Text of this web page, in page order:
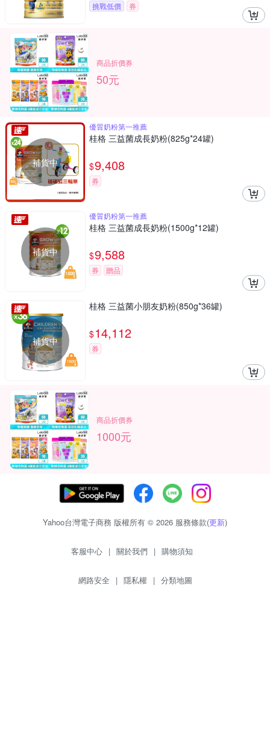
挑戰低價 券
商品折價券
50元
補貨中
優質奶粉第一推薦
桂格 三益菌成長奶粉(825g*24罐)
$9,408
券
補貨中
優質奶粉第一推薦
桂格 三益菌成長奶粉(1500g*12罐)
$9,588
券 贈品
補貨中
桂格 三益菌小朋友奶粉(850g*36罐)
$14,112
券
商品折價券
1000元
Yahoo台灣電子商務 版權所有 © 2026 服務條款(更新)
客服中心 | 關於我們 | 購物須知
網路安全 | 隱私權 | 分類地圖